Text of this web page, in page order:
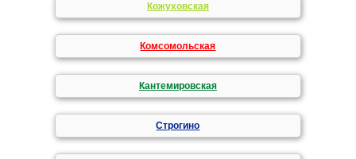
Кожуховская
Комсомольская
Кантемировская
Строгино